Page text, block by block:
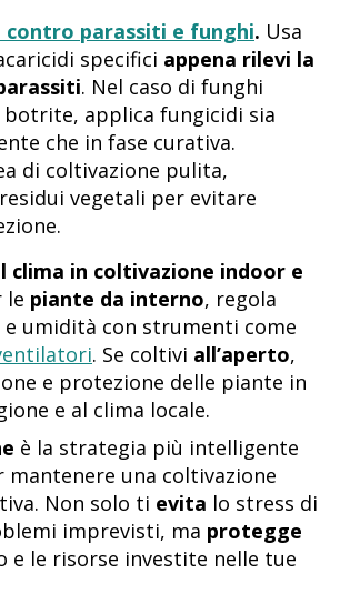
parassiti e funghi. Usa
specifici appena rilevi la
. Nel caso di funghi
botrite, applica fungicidi sia
che in fase curativa.
di coltivazione pulita,
vegetali per evitare
clima in coltivazione indoor e
le piante da interno, regola
umidità con strumenti come
. Se coltivi all’aperto,
e protezione delle piante in
e al clima locale.
è la strategia più intelligente
mantenere una coltivazione
Non solo ti evita lo stress di
imprevisti, ma protegge
e le risorse investite nelle tue